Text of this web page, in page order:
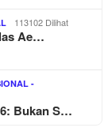
113102 Dilihat
Ae…
-
Bukan S…